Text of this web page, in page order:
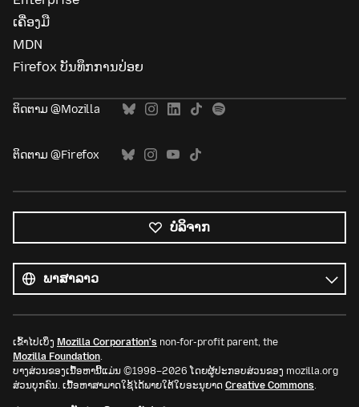
ເຄື່ອງມື
MDN
Firefox ບັນທຶກການປ່ອຍ
ຕິດຕາມ @Mozilla
ຕິດຕາມ @Firefox
ບໍລິຈາກ
ທັງໝົດ
ພາສາ
ເຂົ້າໄປເບິ່ງ Mozilla Corporation's non-for-profit parent, the
Mozilla Foundation.
ບາງສ່ວນຂອງເນື້ອຫານີ້ແມ່ນ ©1998–2026 ໂດຍຜູ້ປະກອບສ່ວນຂອງ mozilla.org
ສ່ວນບຸກຄົນ. ເນື້ອຫາສາມາດໃຊ້ໄດ້ພາຍໃຕ້ໃບອະນຸຍາດ Creative Commons.